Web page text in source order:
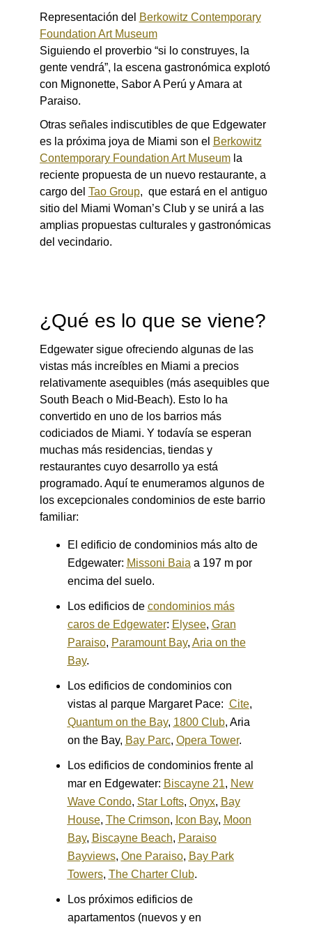
Representación del Berkowitz Contemporary
Foundation Art Museum
Siguiendo el proverbio “si lo construyes, la
gente vendrá”, la escena gastronómica explotó
con Mignonette, Sabor A Perú y Amara at
Paraiso.
Otras señales indiscutibles de que Edgewater
es la próxima joya de Miami son el Berkowitz
Contemporary Foundation Art Museumla
reciente propuesta de un nuevo restaurante, a
cargo del Tao Group, que estará en el antiguo
sitio del Miami Woman’s Club y se unirá a las
amplias propuestas culturales y gastronómicas
del vecindario.
¿Qué es lo que se viene?
Edgewater sigue ofreciendo algunas de las
vistas más increíbles en Miami a precios
relativamente asequibles (más asequibles que
South Beach o Mid-Beach). Esto lo ha
convertido en uno de los barrios más
codiciados de Miami. Y todavía se esperan
muchas más residencias, tiendas y
restaurantes cuyo desarrollo ya está
programado. Aquí te enumeramos algunos de
los excepcionales condominios de este barrio
familiar:
El edificio de condominios más alto de
Edgewater: Missoni Baia a 197 m por
encima del suelo.
Los edificios de condominios más
caros de Edgewater: Elysee, Gran
Paraiso, Paramount Bay, Aria on the
Bay.
Los edificios de condominios con
vistas al parque Margaret Pace: Cite,
Quantum on the Bay, 1800 Club, Aria
on the Bay, Bay Parc, Opera Tower.
Los edificios de condominios frente al
mar en Edgewater: Biscayne 21, New
Wave Condo, Star Lofts, Onyx, Bay
House, The Crimson, Icon Bay, Moon
Bay, Biscayne Beach, Paraiso
Bayviews, One Paraiso, Bay Park
Towers, The Charter Club.
Los próximos edificios de
apartamentos (nuevos y en